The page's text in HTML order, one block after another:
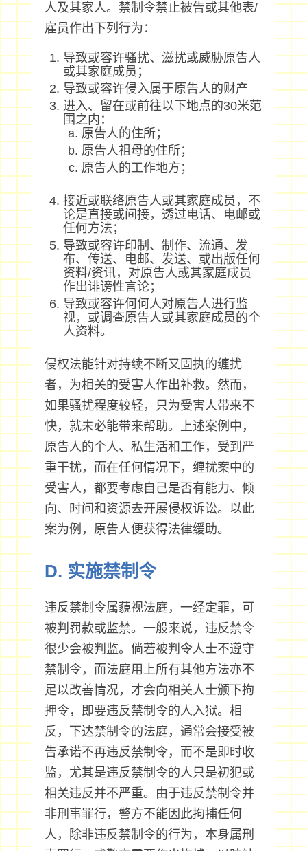
人及其家人。禁制令禁止被告或其他表/
雇员作出下列行为：
导致或容许骚扰、滋扰或威胁原告人
或其家庭成员；
导致或容许侵入属于原告人的财产
进入、留在或前往以下地点的30米范
围之内：
原告人的住所；
原告人祖母的住所；
原告人的工作地方；
接近或联络原告人或其家庭成员，不
论是直接或间接，透过电话、电邮或
任何方法；
导致或容许印制、制作、流通、发
布、传送、电邮、发送、或出版任何
资料/资讯，对原告人或其家庭成员
作出诽谤性言论；
导致或容许何何人对原告人进行监
视，或调查原告人或其家庭成员的个
人资料。
侵权法能针对持续不断又固执的缠扰
者，为相关的受害人作出补救。然而，
如果骚扰程度较轻，只为受害人带来不
快，就未必能带来帮助。上述案例中，
原告人的个人、私生活和工作，受到严
重干扰，而在任何情况下，缠扰案中的
受害人，都要考虑自己是否有能力、倾
向、时间和资源去开展侵权诉讼。以此
案为例，原告人便获得法律缓助。
D. 实施禁制令
违反禁制令属藐视法庭，一经定罪，可
被判罚款或监禁。一般来说，违反禁令
很少会被判监。倘若被判令人士不遵守
禁制令，而法庭用上所有其他方法亦不
足以改善情况，才会向相关人士颁下拘
押令，即要违反禁制令的人入狱。相
反，下达禁制令的法庭，通常会接受被
告承诺不再违反禁制令，而不是即时收
监，尤其是违反禁制令的人只是初犯或
相关违反并不严重。由于违反禁制令并
非刑事罪行，警方不能因此拘捕任何
人，除非违反禁制令的行为，本身属刑